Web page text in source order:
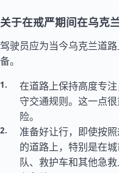
关于在戒严期间在乌克
驾驶员应为当今乌克兰道
备。
在道路上保持高度专
守交通规则。这一点
险。
准备好让行，即使按
的道路上，特别是在
队、救护车和其他急